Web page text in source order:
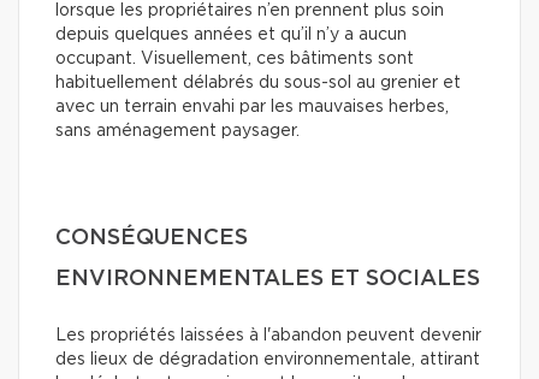
lorsque les propriétaires n’en prennent plus soin
depuis quelques années et qu’il n’y a aucun
occupant. Visuellement, ces bâtiments sont
habituellement délabrés du sous-sol au grenier et
avec un terrain envahi par les mauvaises herbes,
sans aménagement paysager.
CONSÉQUENCES
ENVIRONNEMENTALES ET SOCIALES
Les propriétés laissées à l'abandon peuvent devenir
des lieux de dégradation environnementale, attirant